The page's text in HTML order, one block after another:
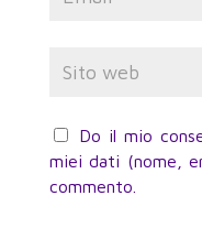
Do il mio
miei dati (nome,
commento.